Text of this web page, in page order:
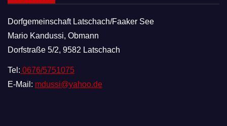
Dorfgemeinschaft Latschach/Faaker See
Mario Kandussi, Obmann
Dorfstraße 5/2, 9582 Latschach
Tel: 0676/5751075
E-Mail: mdussi@yahoo.de